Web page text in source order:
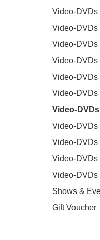
Video-DVDs
Video-DVDs
Video-DVDs
Video-DVDs
Video-DVDs
Video-DVDs
Video-
Video-DVDs
Video-DVDs
Video-DVDs
Video-DVDs
Shows &
Gift Voucher